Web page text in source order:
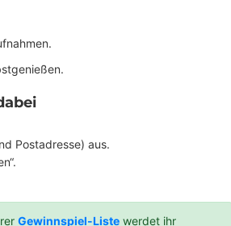
Postadresse) aus.
Gewinnspiel-Liste werdet ihr